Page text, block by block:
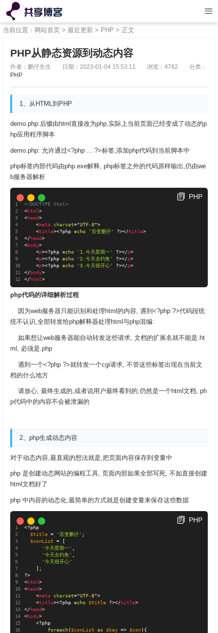
当前位置： 网站首页 > 最近更新 > PHP > 正文
PHP从静态资源到动态内容
作者：鹏仔先生 日期：2023-01-04 15:53:11 浏览：4782
分类：
PHP
1、从HTML到PHP
demo.php:后缀由html直接改为php,实际上当前页面已经变成了动态的p
hp应用程序脚本
demo.php: 允许通过<?php ... ?>标签,添加php代码到当前脚本中
php标签内部代码由php.exe解释, php标签之外的代码原样输出,仍由we
b服务器解析
PHP
<!DOCTYPE html>
<html>
<head>
<meta charset="UTF-8">
<title><?php echo '百变鹏仔' ?></title>
</head>
<body>
<p><?php echo '1.今天星期一' ?></p>
<p><?php echo '2.今天去钓鱼' ?></p>
<p><?php echo '3.今天很开心' ?></p>
</body>
</html>
php代码的详细解析过程
因为web服务器只能识别和处理html的内容, 遇到<?php ?>代码段统
统不认识,全部转发给php解释器处理html与php混编:
如果想让web服务器能自动转发这些请求, 文档的扩展名就不能是.ht
ml, 必须是.php
遇到一个<?php ?>就转发一个cgi请求, 不管这些标签出现在当前文
档的什么地方
请放心, 最终生成的,或者说用户最终看到的,仍然是一个html文档, ph
p代码中的内容不会被泄漏的
2、php生成动态内容
对于动态内容,最直观的想法就是,把页面内容保存到变量中
php 是创建动态网站的编程工具, 页面内部如果全部写死, 不如直接创建
html文档好了
php 中内容的动态化,最简单的方式就是创建变量来保存这些数据
PHP
<?php
$title = '百变鹏仔' ;
$conList
=
[
'今天星期一'
'今天去钓鱼'
'今天很开心'
] ;
?>
<html>
<head>
<meta charset="UTF-8">
<title><?php echo $title ?></title>
</head>
<body>
<?php
foreach( $conList as $key => $con) {